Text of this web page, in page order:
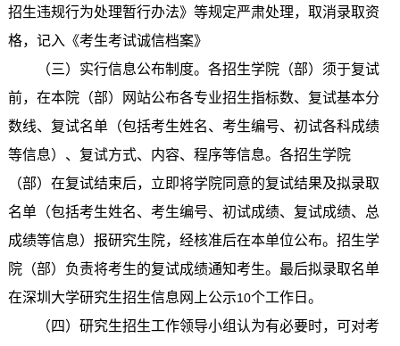
招生违规行为处理暂行办法》等规定严肃处理，取消录取资
格，记入《考生考试诚信档案》
（三）实行信息公布制度。各招生学院（部）须于复试
前，在本院（部）网站公布各专业招生指标数、复试基本分
数线、复试名单（包括考生姓名、考生编号、初试各科成绩
等信息）、复试方式、内容、程序等信息。各招生学院
（部）在复试结束后，立即将学院同意的复试结果及拟录取
名单（包括考生姓名、考生编号、初试成绩、复试成绩、总
成绩等信息）报研究生院，经核准后在本单位公布。招生学
院（部）负责将考生的复试成绩通知考生。最后拟录取名单
在深圳大学研究生招生信息网上公示10个工作日。
（四）研究生招生工作领导小组认为有必要时，可对考